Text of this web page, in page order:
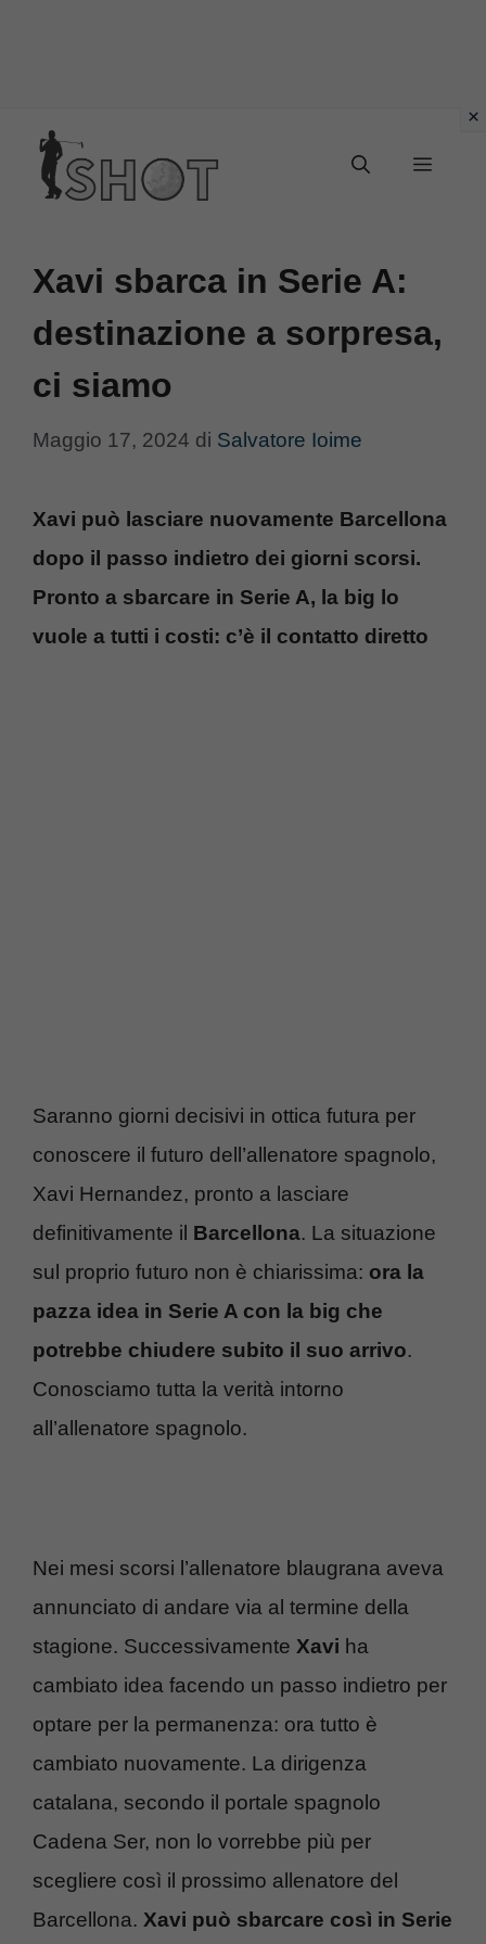
contenuto
Menu
Xavi sbarca in Serie A:
destinazione a sorpresa,
ci siamo
Maggio 17, 2024 di Salvatore Ioime
Xavi può lasciare nuovamente Barcellona
dopo il passo indietro dei giorni scorsi.
Pronto a sbarcare in Serie A, la big lo
vuole a tutti i costi: c’è il contatto diretto
Saranno giorni decisivi in ottica futura per
conoscere il futuro dell’allenatore spagnolo,
Xavi Hernandez, pronto a lasciare
definitivamente il Barcellona. La situazione
sul proprio futuro non è chiarissima: ora la
pazza idea in Serie A con la big che
potrebbe chiudere subito il suo arrivo.
Conosciamo tutta la verità intorno
all’allenatore spagnolo.
Nei mesi scorsi l’allenatore blaugrana aveva
annunciato di andare via al termine della
stagione. Successivamente Xavi ha
cambiato idea facendo un passo indietro per
optare per la permanenza: ora tutto è
cambiato nuovamente. La dirigenza
catalana, secondo il portale spagnolo
Cadena Ser, non lo vorrebbe più per
scegliere così il prossimo allenatore del
Barcellona. Xavi può sbarcare così in Serie